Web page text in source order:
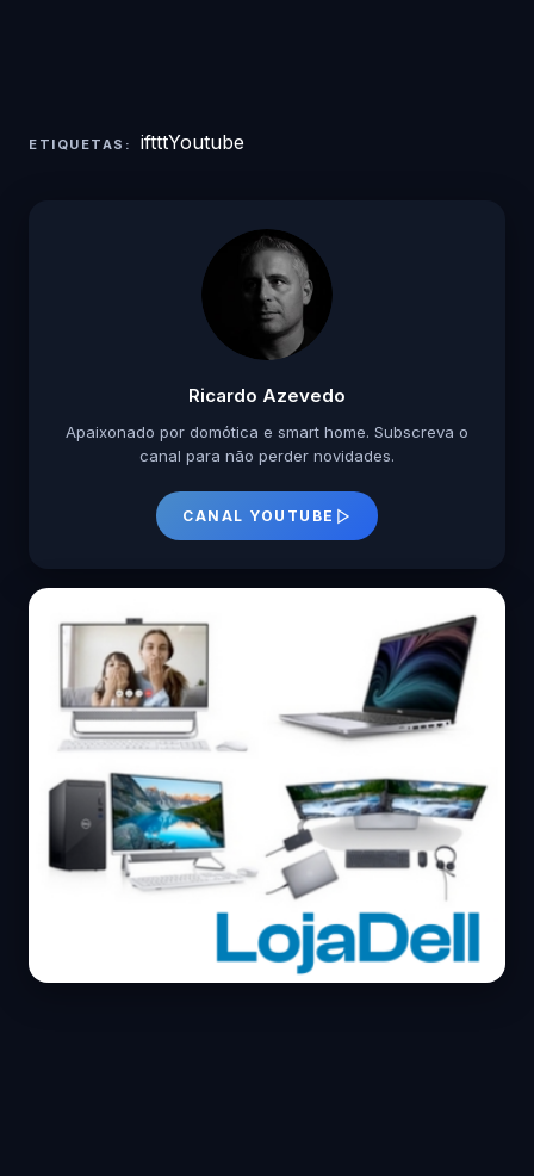
ETIQUETAS: iftttYoutube
Ricardo Azevedo
Apaixonado por domótica e smart home. Subscreva o
canal para não perder novidades.
CANAL YOUTUBE